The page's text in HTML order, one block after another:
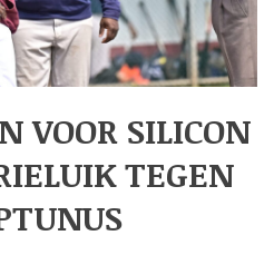
VOOR SILICON
TEGEN